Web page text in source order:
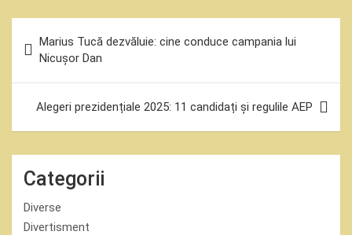
în
articole
Marius Tucă dezvăluie: cine conduce campania lui
Nicușor Dan
Alegeri prezidențiale 2025: 11 candidați și regulile AEP
Categorii
Diverse
Divertisment